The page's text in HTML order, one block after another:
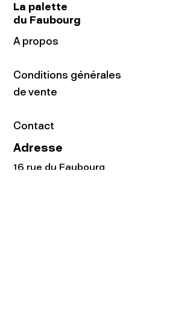
La palette
du Faubourg
A propos
Conditions générales
de vente
Contact
Adresse
16 rue du Faubourg